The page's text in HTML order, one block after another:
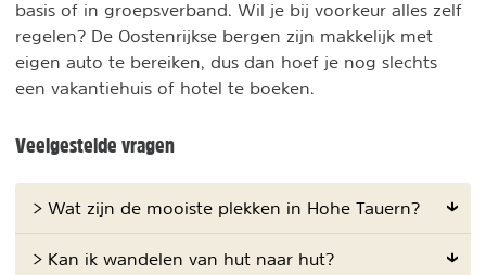
basis of in groepsverband. Wil je bij voorkeur alles zelf
regelen? De Oostenrijkse bergen zijn makkelijk met
eigen auto te bereiken, dus dan hoef je nog slechts
een vakantiehuis of hotel te boeken.
Veelgestelde vragen
> Wat zijn de mooiste plekken in Hohe Tauern?
> Kan ik wandelen van hut naar hut?